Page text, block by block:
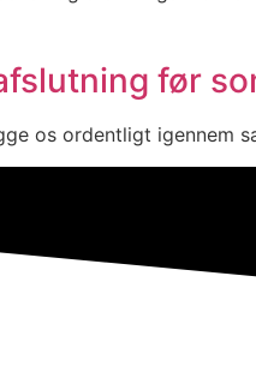
før
os ordentligt igennem